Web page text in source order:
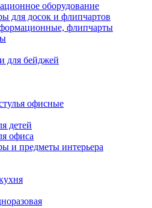
оборудование
для досок и флипчартов
флипчарты
для бейджей
офисные
детей
офиса
и предметы интерьера